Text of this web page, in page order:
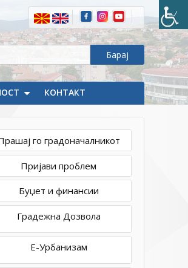
КОНТАКТ
го градоначалникот
Пријави проблем
Буџет и финансии
Градежна Дозвола
Е-Урбанизам